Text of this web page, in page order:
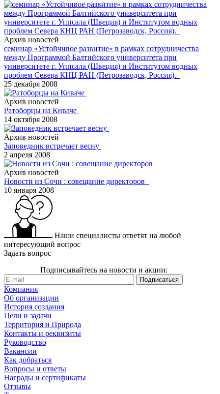
Архив новостей
семинар «Устойчивое развитие» в рамках сотрудничества
между Программой Балтийского университета при
университете г. Уппсала (Швеция) и Институтом водных
проблем Севера КНЦ РАН (Петрозаводск, Россия).
25 декабря 2008
Архив новостей
Ратоборцы на Киваче
14 октября 2008
Архив новостей
Заповедник встречает весну
2 апреля 2008
Архив новостей
Новости из Сочи : совещание директоров
10 января 2008
Наши специалисты ответят на любой
интересующий вопрос
Задать вопрос
Подписывайтесь на новости и акции:
Компания
Об организации
История создания
Цели и задачи
Территория и Природа
Контакты и реквизиты
Руководство
Вакансии
Как добраться
Вопросы и ответы
Награды и сертификаты
Отзывы